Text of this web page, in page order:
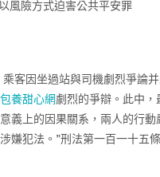
風險方式迫害公共平安罪
客因坐過站與司機劇烈爭論
包養甜心網劇烈的爭辯。此中，
義上的因果關系，兩人的行動
嫌犯法。”刑法第一百一十五